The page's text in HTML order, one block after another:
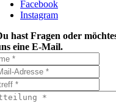
Facebook
Instagram
hast Fragen oder
eine E-Mail.